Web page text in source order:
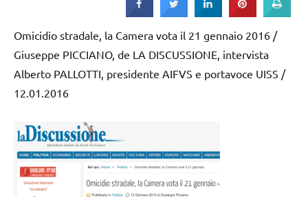
Omicidio stradale, la Camera vota il 21 gennaio 2016 /
Giuseppe PICCIANO, de LA DISCUSSIONE, intervista
Alberto PALLOTTI, presidente AIFVS e portavoce UISS /
12.01.2016